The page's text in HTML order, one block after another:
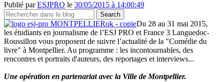
Publié parESJPRO le 30/05/2015 à 14:00:49
Du 28 au 31 mai 2015,
les étudiants en journalisme de l’ESJ PRO et France 3 Languedoc-
Roussillon vous proposent de suivre l’actualité de la "Comédie du
livre" à Montpellier. Au programme : les incontournables, des
rencontres et portraits d'auteurs, des reportages et interviews...
Une opération en partenariat avec la Ville de Montpellier.